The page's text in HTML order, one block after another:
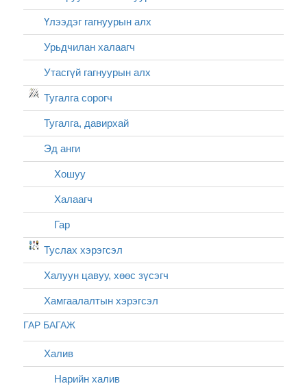
Үлээдэг гагнуурын алх
Урьдчилан халаагч
Утасгүй гагнуурын алх
Тугалга сорогч
Тугалга, давирхай
Эд анги
Хошуу
Халаагч
Гар
Туслах хэрэгсэл
Халуун цавуу, хөөс зүсэгч
Хамгаалалтын хэрэгсэл
ГАР БАГАЖ
Халив
Нарийн халив